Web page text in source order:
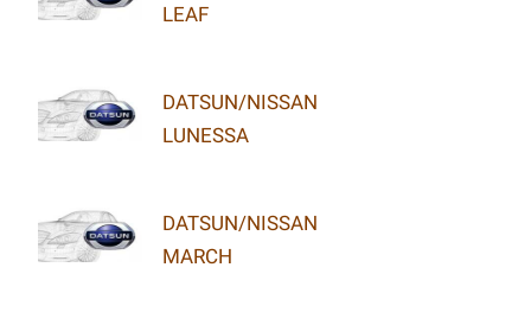
LEAF
DATSUN/NISSAN
LUNESSA
DATSUN/NISSAN
MARCH